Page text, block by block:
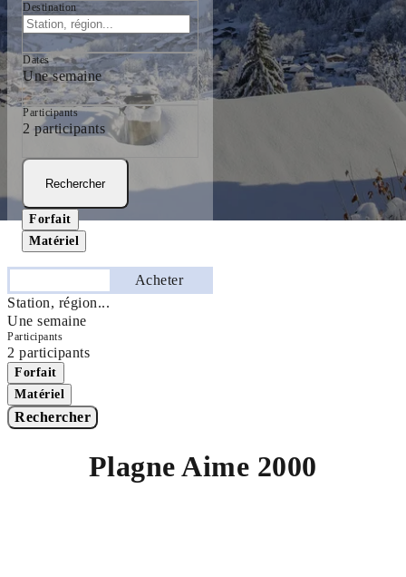
Destination
Dates
Une semaine
Participants
2 participants
Rechercher
Forfait
Matériel
Acheter
Station, région...
Une semaine
Participants
2 participants
Forfait
Matériel
Rechercher
Plagne Aime 2000